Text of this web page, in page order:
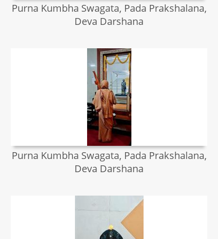
Purna Kumbha Swagata, Pada Prakshalana,
Deva Darshana
Purna Kumbha Swagata, Pada Prakshalana,
Deva Darshana